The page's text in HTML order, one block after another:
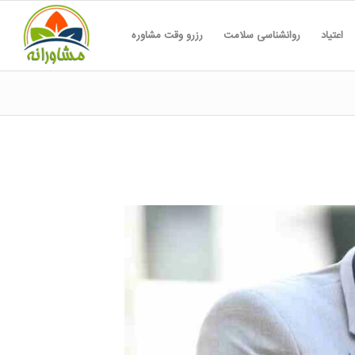
اعتیاد روانشناسی سلامت رزرو وقت مشاوره